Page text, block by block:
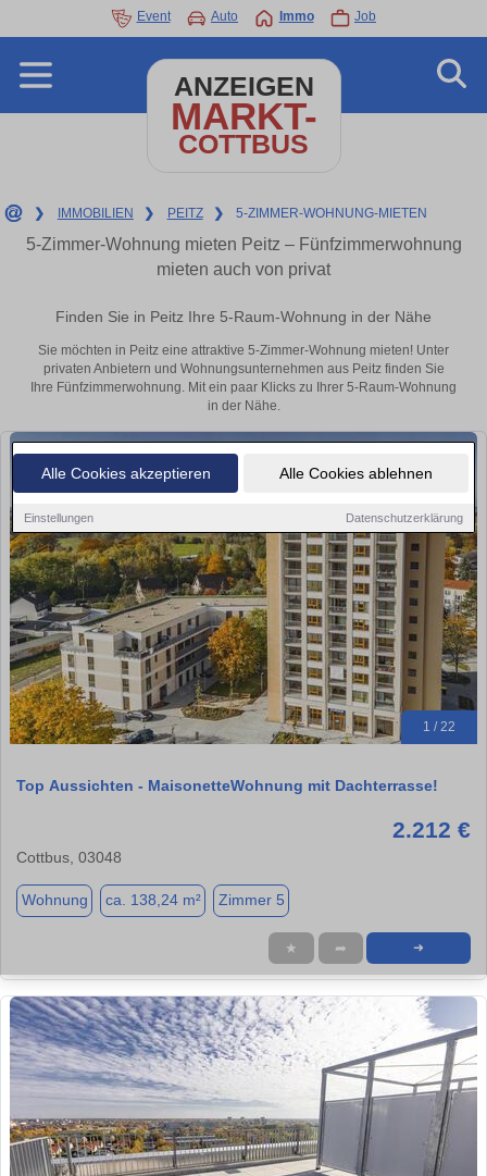
Alle Cookies akzeptieren Alle Cookies ablehnen
Einstellungen Datenschutzerklärung
Event Auto Immo Job
ANZEIGEN
MARKT-
COTTBUS
❯ IMMOBILIEN ❯ PEITZ ❯ 5-ZIMMER-WOHNUNG-MIETEN
5-Zimmer-Wohnung mieten Peitz – Fünfzimmerwohnung
mieten auch von privat
Finden Sie in Peitz Ihre 5-Raum-Wohnung in der Nähe
Sie möchten in Peitz eine attraktive 5-Zimmer-Wohnung mieten! Unter
privaten Anbietern und Wohnungsunternehmen aus Peitz finden Sie
Ihre Fünfzimmerwohnung. Mit ein paar Klicks zu Ihrer 5-Raum-Wohnung
in der Nähe.
1 / 22
Top Aussichten - MaisonetteWohnung mit Dachterrasse!
2.212 €
Cottbus, 03048
Wohnung ca. 138,24 m² Zimmer 5
★ ➦ ➜